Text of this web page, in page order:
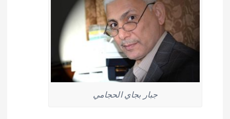
جبار بجاي الحجامي